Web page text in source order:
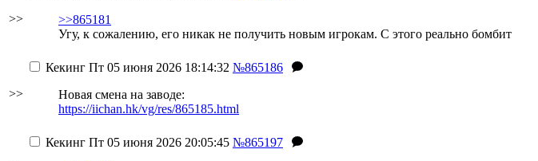
>>
>>865181
Угу, к сожалению, его никак не получить новым игрокам. С этого реально бомбит
>>
Кекинг Пт 05 июня 2026 18:14:32 №865186
Новая смена на заводе:
https://iichan.hk/vg/res/865185.html
Кекинг Пт 05 июня 2026 20:05:45 №865197